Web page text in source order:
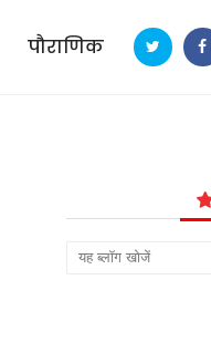
पौराणिक